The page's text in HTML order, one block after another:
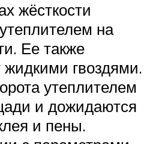
жёсткости
на
Ее также
гвоздями.
утеплителем
и дожидаются
и пены.